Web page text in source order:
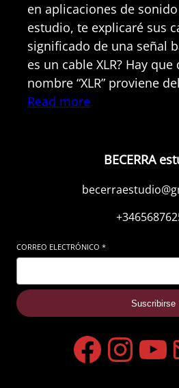
en aplicaciones de
estudio, te explicaré sus
significado de una señal
es un cable XLR? Hay
nombre “XLR” proviene
Read more
BECERRA
CORREO ELECTRÓNICO *
Suscribirse